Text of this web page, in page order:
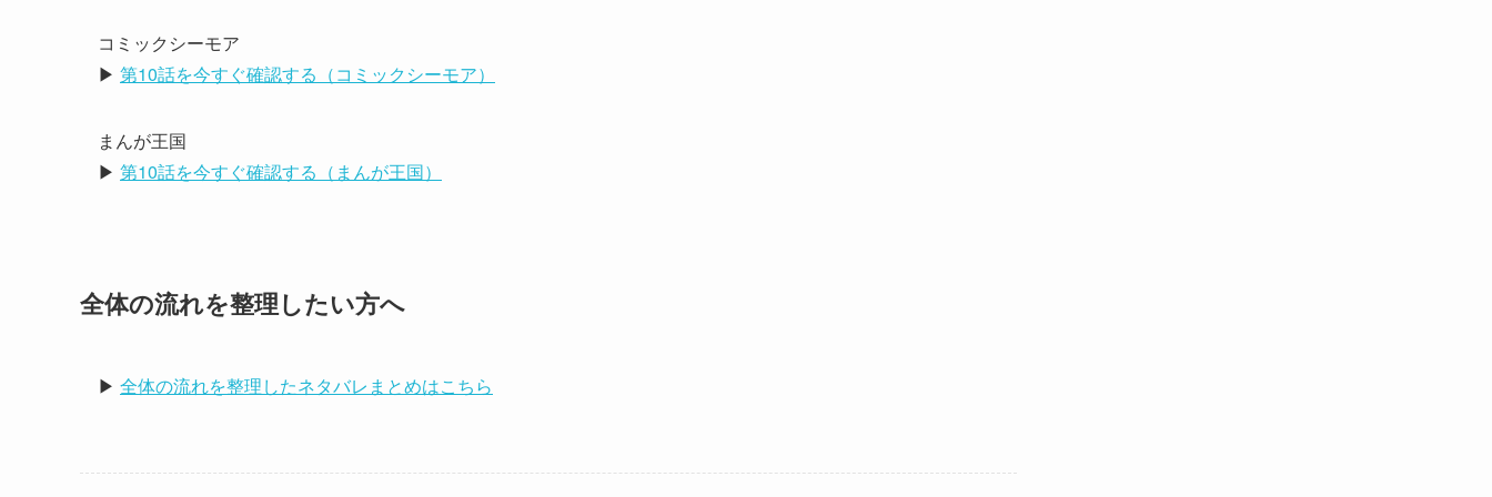
コミックシーモア
▶ 第10話を今すぐ確認する（コミックシーモア）
まんが王国
▶ 第10話を今すぐ確認する（まんが王国）
全体の流れを整理したい方へ
▶ 全体の流れを整理したネタバレまとめはこちら